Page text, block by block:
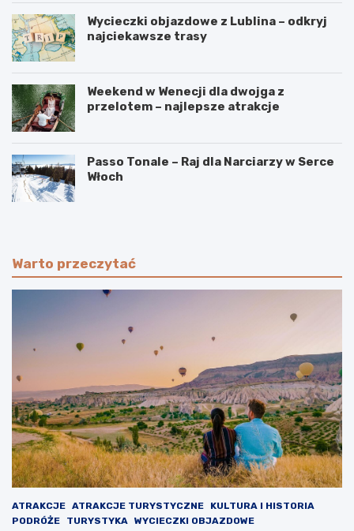
Wycieczki objazdowe z Lublina – odkryj
najciekawsze trasy
Weekend w Wenecji dla dwojga z
przelotem – najlepsze atrakcje
Passo Tonale – Raj dla Narciarzy w Serce
Włoch
Warto przeczytać
ATRAKCJE ATRAKCJE TURYSTYCZNE
KULTURA I HISTORIA
PODRÓŻE
TURYSTYKA WYCIECZKI OBJAZDOWE